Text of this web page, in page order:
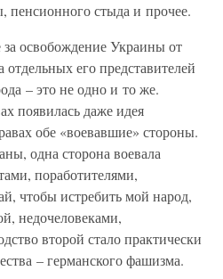
пенсионного стыда и прочее.
освобождение Украины от
отдельных его представителей
– это не одно и то же.
появилась даже идея
обе «воевавшие» стороны.
одна сторона воевала
поработителями,
чтобы истребить мой народ,
недочеловеками,
второй стало практически
– германского фашизма.